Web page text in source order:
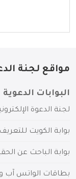
مواقع لجنة
البوابات الدعوية
لجنة الدعوة
بوابة الكويت
بوابة الباحث عن
بطاقات الواتس آب